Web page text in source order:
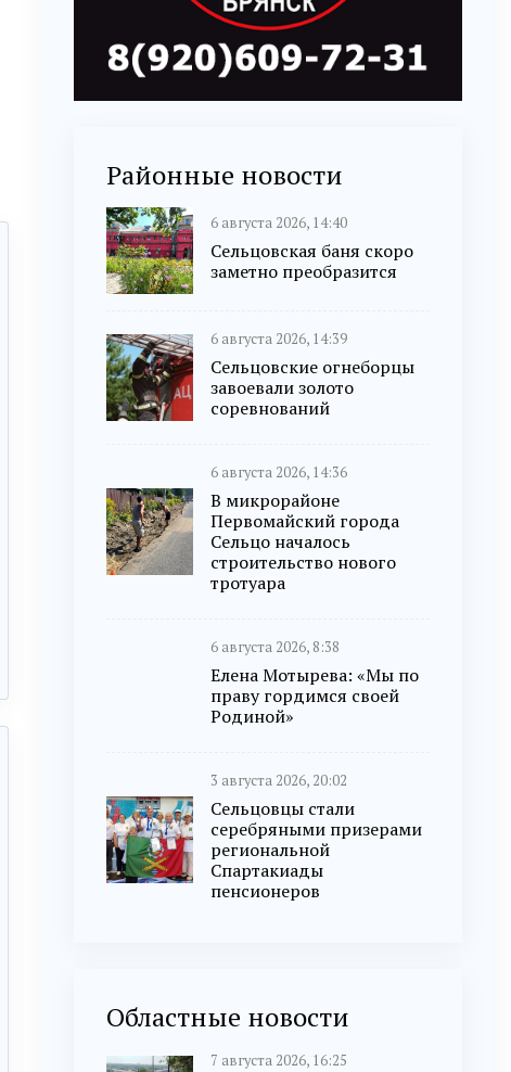
Районные новости
6 августа 2026, 14:40
Сельцовская баня скоро
заметно преобразится
6 августа 2026, 14:39
Сельцовские огнеборцы
завоевали золото
соревнований
6 августа 2026, 14:36
В микрорайоне
Первомайский города
Сельцо началось
строительство нового
тротуара
6 августа 2026, 8:38
Елена Мотырева: «Мы по
праву гордимся своей
Родиной»
3 августа 2026, 20:02
Сельцовцы стали
серебряными призерами
региональной
Спартакиады
пенсионеров
Областные новости
7 августа 2026, 16:25